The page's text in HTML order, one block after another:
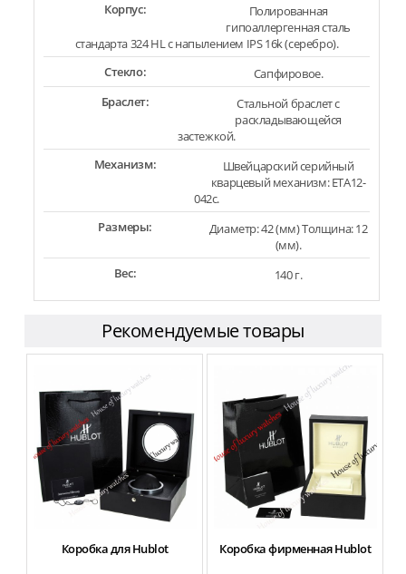
Корпус:
Полированная
гипоаллергенная сталь
стандарта 324 HL с напылением IPS 16k (серебро).
Стекло:
Сапфировое.
Браслет:
Стальной браслет с
раскладывающейся
застежкой.
Механизм:
Швейцарский серийный
кварцевый механизм: ETA12-
042c.
Размеры:
Диаметр: 42 (мм) Толщина: 12
(мм).
Вес:
140 г.
Рекомендуемые товары
Коробка для Hublot Коробка фирменная Hublot